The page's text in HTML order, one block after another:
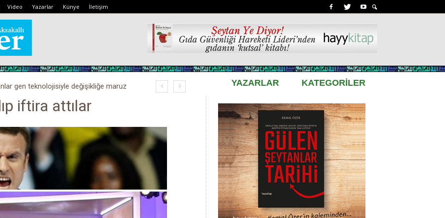
Video Yazarlar Künye İletişim
gen teknolojisiyle değişikliğe maruz
YAZARLAR KATEGORİLER
iftira attılar